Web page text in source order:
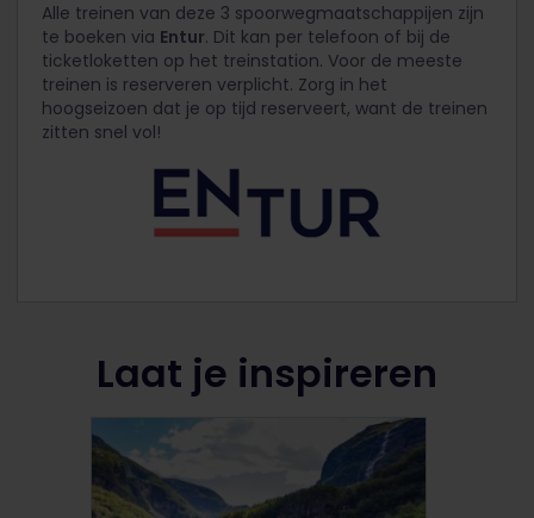
Alle treinen van deze 3 spoorwegmaatschappijen zijn
te boeken via Entur. Dit kan per telefoon of bij de
ticketloketten op het treinstation. Voor de meeste
treinen is reserveren verplicht. Zorg in het
hoogseizoen dat je op tijd reserveert, want de treinen
zitten snel vol!
Laat je inspireren